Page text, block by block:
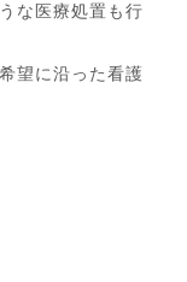
な医療処置も行
望に沿った看護